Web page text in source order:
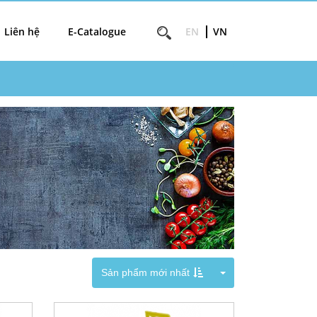
Liên hệ E-Catalogue EN VN
Sản phẩm mới nhất Toggle Dropdown